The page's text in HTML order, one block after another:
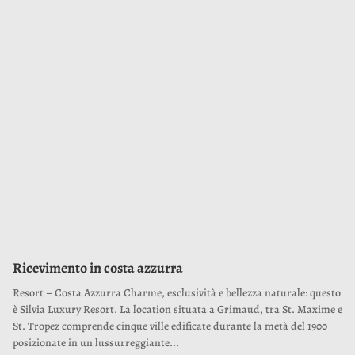
Ricevimento in costa azzurra
Resort – Costa Azzurra Charme, esclusività e bellezza naturale: questo
è Silvia Luxury Resort. La location situata a Grimaud, tra St. Maxime e
St. Tropez comprende cinque ville edificate durante la metà del 1900
posizionate in un lussurreggiante...